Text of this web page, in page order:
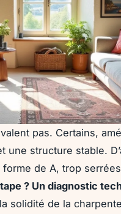
pas. Certains,
une structure stable.
de A, trop
? Un diagnostic
solidité de la